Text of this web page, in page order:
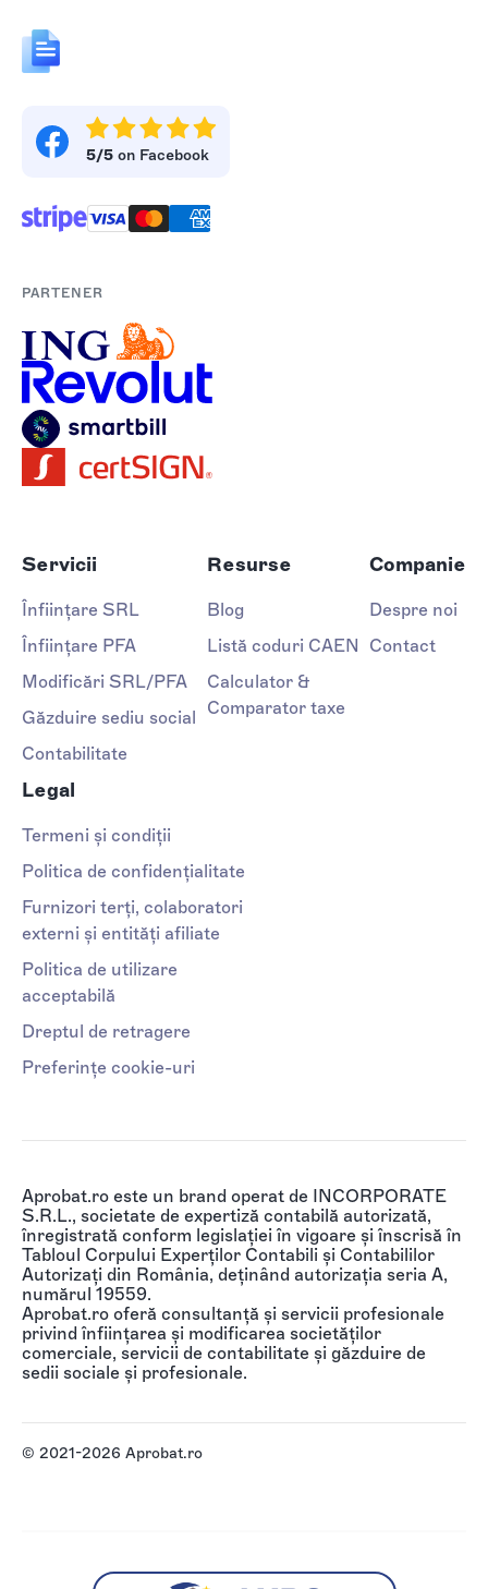
5/5 on Facebook
PARTENER
Servicii
Înființare SRL
Înființare PFA
Modificări SRL/PFA
Găzduire sediu social
Contabilitate
Resurse
Blog
Listă coduri CAEN
Calculator &
Comparator taxe
Companie
Despre noi
Contact
Legal
Termeni și condiții
Politica de confidențialitate
Furnizori terți, colaboratori
externi și entități afiliate
Politica de utilizare
acceptabilă
Dreptul de retragere
Preferințe cookie-uri
Aprobat.ro este un brand operat de INCORPORATE
S.R.L., societate de expertiză contabilă autorizată,
înregistrată conform legislației în vigoare și înscrisă în
Tabloul Corpului Experților Contabili și Contabililor
Autorizați din România, deținând autorizația seria A,
numărul 19559.
Aprobat.ro oferă consultanță și servicii profesionale
privind înființarea și modificarea societăților
comerciale, servicii de contabilitate și găzduire de
sedii sociale și profesionale.
© 2021-2026 Aprobat.ro